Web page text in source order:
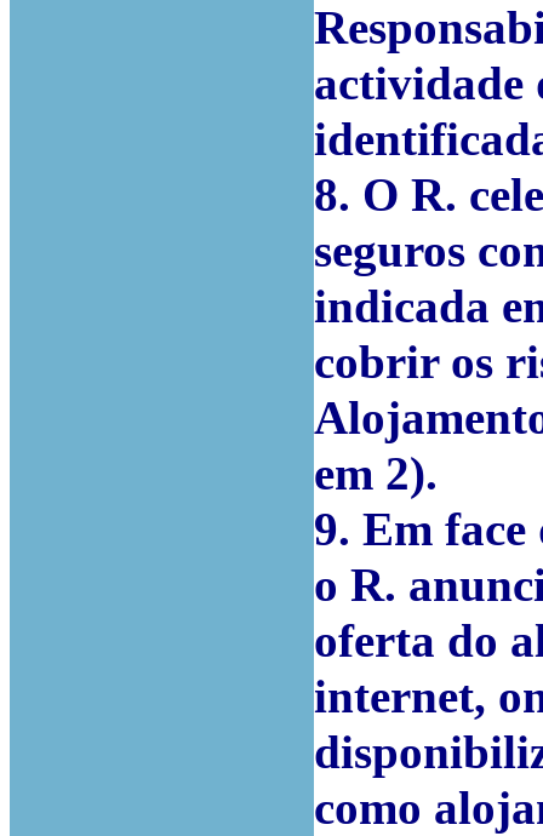
actividade
8. O R.
seguros
indicada
cobrir os
em 2).
9. Em
o R.
oferta do
internet,
como